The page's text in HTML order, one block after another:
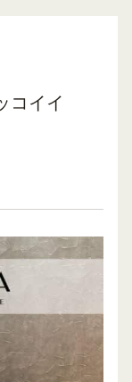
コイイ